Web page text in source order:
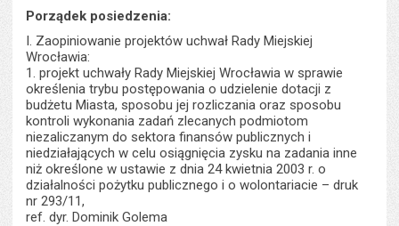
Porządek posiedzenia:
I. Zaopiniowanie projektów uchwał Rady Miejskiej
Wrocławia:
1. projekt uchwały Rady Miejskiej Wrocławia w sprawie
określenia trybu postępowania o udzielenie dotacji z
budżetu Miasta, sposobu jej rozliczania oraz sposobu
kontroli wykonania zadań zlecanych podmiotom
niezaliczanym do sektora finansów publicznych i
niedziałających w celu osiągnięcia zysku na zadania inne
niż określone w ustawie z dnia 24 kwietnia 2003 r. o
działalności pożytku publicznego i o wolontariacie – druk
nr 293/11,
ref. dyr. Dominik Golema